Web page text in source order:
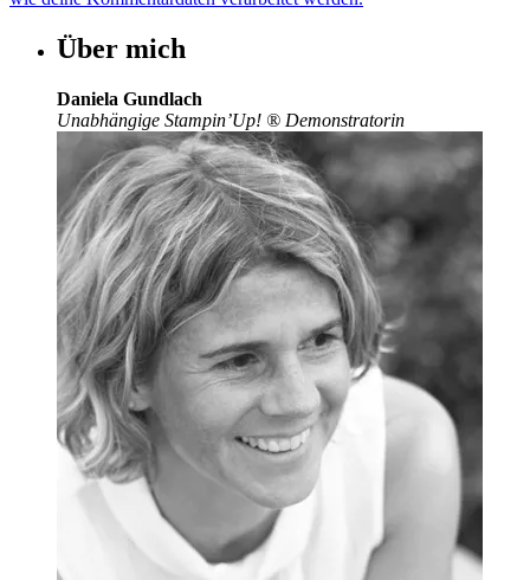
Über mich
Daniela Gundlach
Unabhängige Stampin’Up! ® Demonstratorin